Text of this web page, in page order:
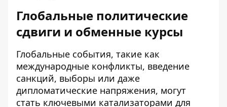
Глобальные политические
сдвиги и обменные курсы
Глобальные события, такие как
международные конфликты, введение
санкций, выборы или даже
дипломатические напряжения, могут
стать ключевыми катализаторами для